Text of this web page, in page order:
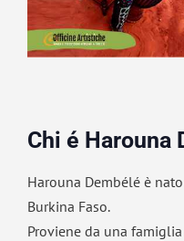
Chi é Harouna
Harouna Dembélé è
Burkina Faso.
Proviene da una